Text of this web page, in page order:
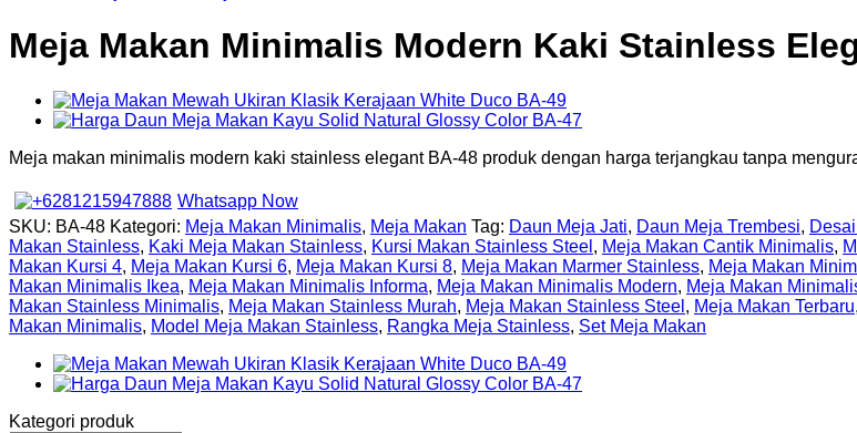
Meja Makan Minimalis Modern Kaki Stainless
Meja makan minimalis modern kaki stainless elegant BA-48 produk dengan harga terjangkau tanpa
Whatsapp Now
SKU: BA-48 Kategori: Meja Makan Minimalis, Meja Makan Tag: Daun Meja Jati, Daun Meja Trembesi,
Makan Stainless, Kaki Meja Makan Stainless, Kursi Makan Stainless Steel , Meja Makan Cantik Minimalis,
Makan Kursi 4, Meja Makan Kursi 6, Meja Makan Kursi 8, Meja Makan Marmer Stainless, Meja Makan
Makan Minimalis Ikea, Meja Makan Minimalis Informa, Meja Makan Minimalis Modern, Meja Makan
Makan Stainless Minimalis, Meja Makan Stainless Murah, Meja Makan Stainless Steel , Meja Makan Terbaru,
Makan Minimalis, Model Meja Makan Stainless, Rangka Meja Stainless, Set Meja Makan
Kategori produk